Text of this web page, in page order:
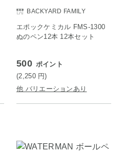
BACKYARD FAMILY
エポックケミカル FMS-1300
ぬのペン12本 12本セット
500 ポイント
(2,250 円)
他 バリエーションあり